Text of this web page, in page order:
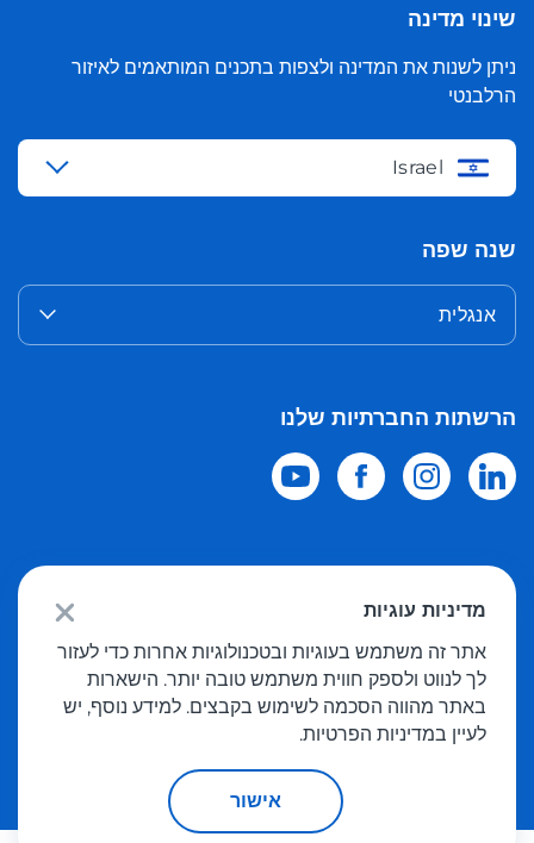
שינוי מדינה
ניתן לשנות את המדינה ולצפות בתכנים המותאמים לאיזור
הרלבנטי
Israel
שנה שפה
אנגלית
הרשתות החברתיות שלנו
מדיניות פרטיות
הצעה פומבית
מדיניות עוגיות
אתר זה משתמש בעוגיות ובטכנולוגיות אחרות כדי לעזור
לך לנווט ולספק חווית משתמש טובה יותר. הישארות
באתר מהווה הסכמה לשימוש בקבצים. למידע נוסף, יש
לעיין במדיניות הפרטיות.
אישור